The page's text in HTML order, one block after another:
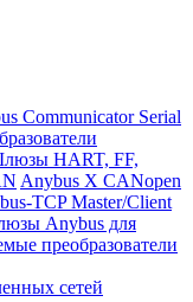
Communicator Serial
HART, FF,
Anybus X CANopen
TCP Master/Client
Anybus для
преобразователи
сетей